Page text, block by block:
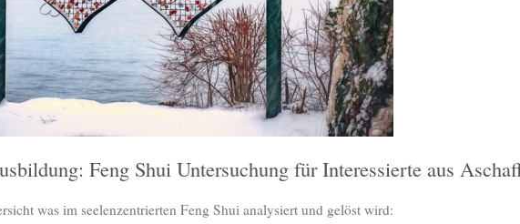
Feng Shui Untersuchung für Interessierte aus
was im seelenzentrierten Feng Shui analysiert und gelöst wird: